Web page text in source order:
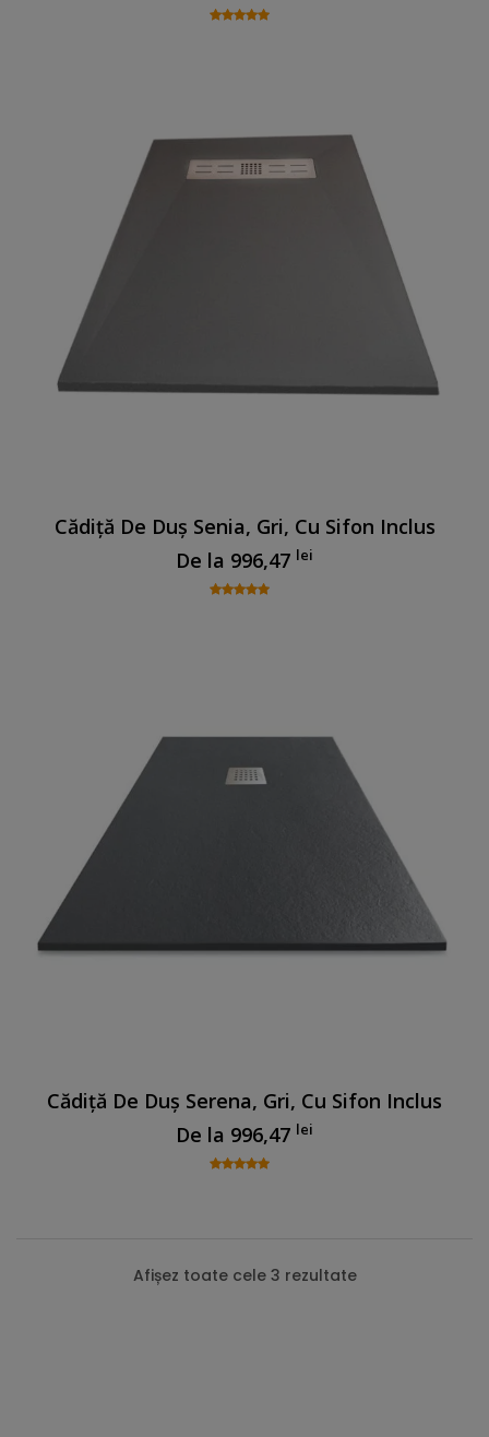
Cădiță De Duș Senia, Gri, Cu Sifon Inclus
De la 996,47 lei
Cădiță De Duș Serena, Gri, Cu Sifon Inclus
De la 996,47 lei
Afișez toate cele 3 rezultate